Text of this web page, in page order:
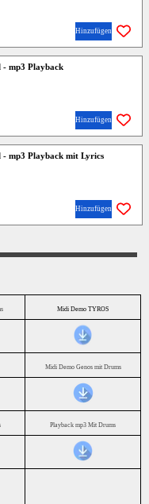
Hinzufügen
- mp3 Playback
Hinzufügen
- mp3 Playback mit Lyrics
Hinzufügen
Midi Demo TYROS
Midi Demo Genos mit Drums
Playback mp3 Mit Drums